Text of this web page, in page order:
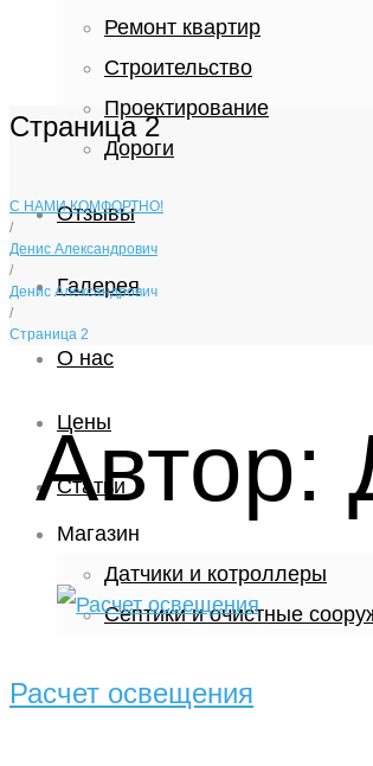
Ремонт квартир
Строительство
Проектирование
Дороги
Отзывы
Галерея
О нас
Цены
Статьи
Магазин
Датчики и котроллеры
Септики и очистные
Страница 2
С НАМИ КОМФОРТНО!
/
Денис Александрович
/
Денис Александрович
/
Страница 2
Автор:
Расчет освещения